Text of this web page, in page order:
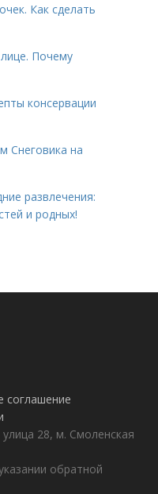
Как сделать
Почему
консервации
Снеговика на
развлечения:
и родных!
соглашение
28, м. Смоленская
обратной